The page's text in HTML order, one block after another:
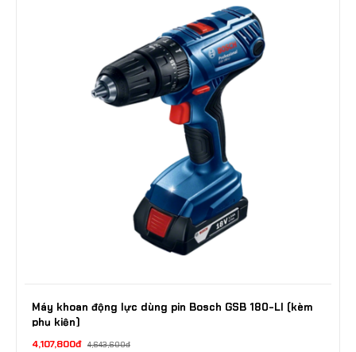
Máy khoan động lực dùng pin Bosch GSB 180-LI (kèm
phụ kiện)
4,107,800đ 4,643,600đ